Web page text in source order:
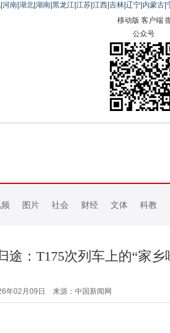
河南 湖北 湖南 黑龙江 江苏 江西 吉林 辽宁 内蒙古
移动版 客户端
公众号
图片 社会 财经 文体 科教
途：T175次列车上的“家乡
年02月09日 来源：中国新闻网